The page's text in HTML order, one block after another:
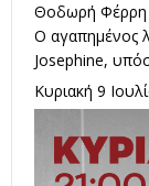
Θοδωρή Φέρρη
O αγαπημένος
Josephine,
Κυριακή 9